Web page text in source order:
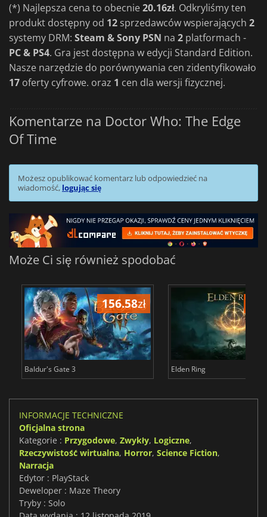
(*) Najlepsza cena to obecnie20.16zł. Odkryliśmy ten
produkt dostępny od 12 sprzedawców wspierających 2
systemy DRM: Steam & Sony PSN na 2 platformach -
PC & PS4. Gra jest dostępna w edycji Standard Edition.
Nasze narzędzie do porównywania cen zidentyfikowało
17 oferty cyfrowe. oraz 1 cen dla wersji fizycznej.
Komentarze na Doctor Who: The Edge
Of Time
Możesz opublikować komentarz lub odpowiedzieć na
wiadomość, logując się
Może Ci się również spodobać
156.58zł
Baldur's Gate 3 Elden Ring
INFORMACJE TECHNICZNE
Oficjalna strona
Kategorie : Przygodowe, Zwykły, Logiczne,
Rzeczywistość wirtualna, Horror, Science Fiction,
Narracja
Edytor : PlayStack
Deweloper : Maze Theory
Tryby : Solo